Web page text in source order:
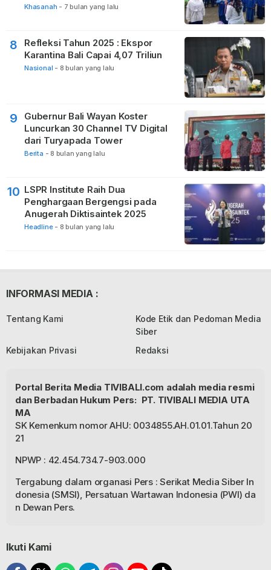
Khasanah - 7 bulan yang lalu
8
Refleksi Tahun 2025 : Ekspor
Karantina Bali Capai 4,07 Triliun
Nasional - 8 bulan yang lalu
9
Gubernur Bali Wayan Koster
Luncurkan 30 Channel TV Digital
dari Turyapada Tower
Berita - 8 bulan yang lalu
10 LSPR Institute Raih Dua
Penghargaan Bergengsi pada
Anugerah Diktisaintek 2025
Headline - 8 bulan yang lalu
INFORMASI MEDIA :
Tentang Kami
Kode Etik dan Pedoman Media
Siber
Kebijakan Privasi
Redaksi
Portal Berita Media TIVIBALI.com adalah media resmi
dan Berbadan Hukum Pers: PT. TIVIBALI MEDIA UTA
MA
SK Kemenkum nomor AHU: 0034855.AH.01.01.Tahun 20
21
NPWP : 42.454.734.7-903.000
Tergabung dalam organasi Pers : Serikat Media Siber In
donesia (SMSI), Persatuan Wartawan Indonesia (PWI) da
n Dewan Pers.
Ikuti Kami